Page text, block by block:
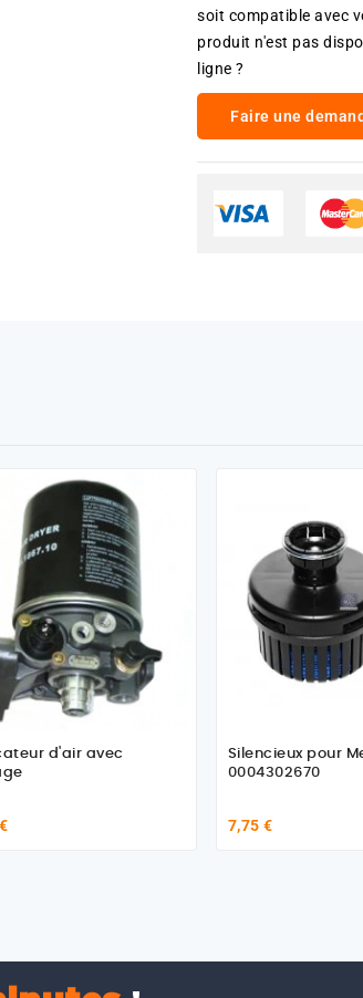
soit compatible avec
produit n'est pas
ligne ?
Faire une
d'air avec
Silencieux pour
0004302670
7,75 €